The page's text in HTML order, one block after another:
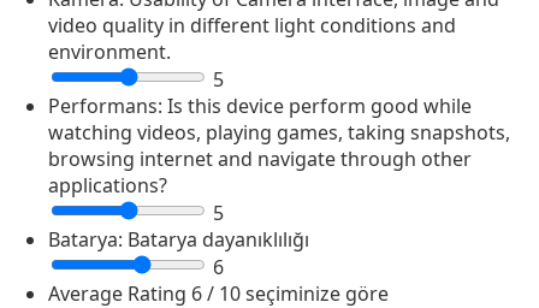
video quality in different light conditions and
environment.
5
Performans: Is this device perform good while
watching videos, playing games, taking snapshots,
browsing internet and navigate through other
applications?
5
Batarya: Batarya dayanıklılığı
6
Average Rating 6/ 10 seçiminize göre